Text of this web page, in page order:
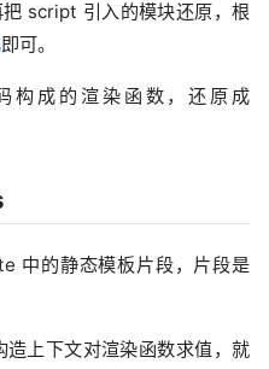
script 引入的模块还原，根
即可。
构成的渲染函数，还原成
中的静态模板片段，片段是
上下文对渲染函数求值，就